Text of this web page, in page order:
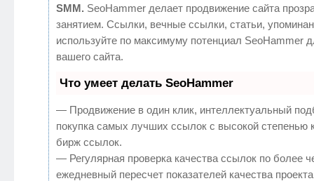
SMM. SeoHammer делает продвижение сайта
занятием. Ссылки, вечные ссылки, статьи,
используйте по максимуму потенциал SeoHammer
вашего сайта.
Что умеет делать SeoHammer
— Продвижение в один клик, интеллектуальный
покупка самых лучших ссылок с высокой степенью
бирж ссылок.
— Регулярная проверка качества ссылок по более
ежедневный пересчет показателей качества